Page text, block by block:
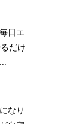
日エ
だけ
なり